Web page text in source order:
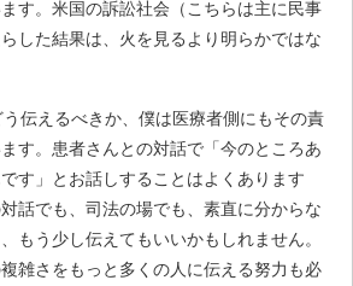
す。米国の訴訟社会（こちらは主に民事
した結果は、火を見るより明らかではな
伝えるべきか、僕は医療者側にもその責
す。患者さんとの対話で「今のところあ
す」とお話しすることはよくあります
話でも、司法の場でも、素直に分からな
もう少し伝えてもいいかもしれません。
雑さをもっと多くの人に伝える努力も必